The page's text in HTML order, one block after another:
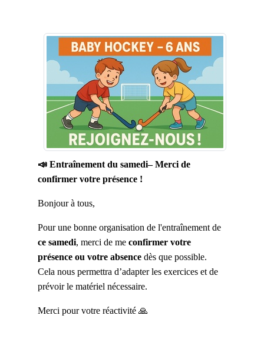
📣 Entraînement du samedi– Merci de
confirmer votre présence !
Bonjour à tous,
Pour une bonne organisation de l'entraînement de
ce samedi, merci de me confirmer votre
présence ou votre absence dès que possible.
Cela nous permettra d’adapter les exercices et de
prévoir le matériel nécessaire.
Merci pour votre réactivité 🙏